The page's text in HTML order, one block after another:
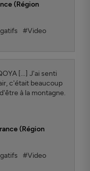
(Région
#Video
[...] J'ai senti
c'était beaucoup
à la montagne.
(Région
#Video